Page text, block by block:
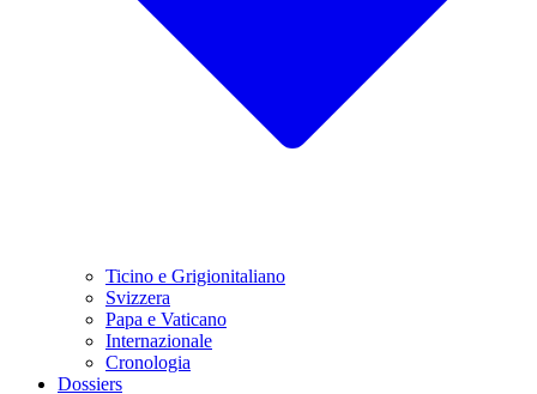
Ticino e Grigionitaliano
Svizzera
Papa e Vaticano
Internazionale
Cronologia
Dossiers